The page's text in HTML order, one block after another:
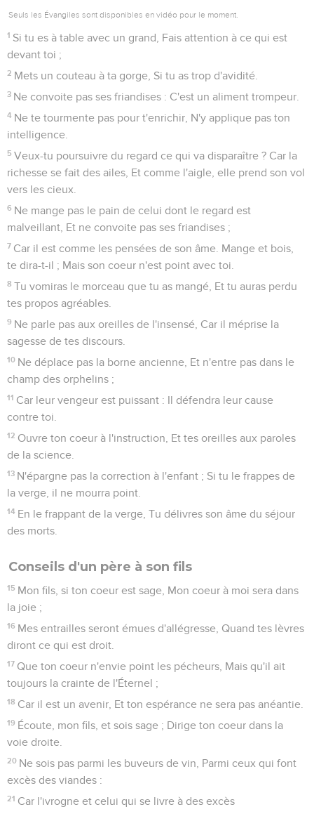
Seuls les Évangiles sont disponibles en vidéo pour le moment.
1 Si tu es à table avec un grand, Fais attention à ce qui est
devant toi ;
2 Mets un couteau à ta gorge, Si tu as trop d'avidité.
3 Ne convoite pas ses friandises : C'est un aliment trompeur.
4 Ne te tourmente pas pour t'enrichir, N'y applique pas ton
intelligence.
5 Veux-tu poursuivre du regard ce qui va disparaître ? Car la
richesse se fait des ailes, Et comme l'aigle, elle prend son vol
vers les cieux.
6 Ne mange pas le pain de celui dont le regard est
malveillant, Et ne convoite pas ses friandises ;
7 Car il est comme les pensées de son âme. Mange et bois,
te dira-t-il ; Mais son coeur n'est point avec toi.
8 Tu vomiras le morceau que tu as mangé, Et tu auras perdu
tes propos agréables.
9 Ne parle pas aux oreilles de l'insensé, Car il méprise la
sagesse de tes discours.
10 Ne déplace pas la borne ancienne, Et n'entre pas dans le
champ des orphelins ;
11 Car leur vengeur est puissant : Il défendra leur cause
contre toi.
12 Ouvre ton coeur à l'instruction, Et tes oreilles aux paroles
de la science.
13 N'épargne pas la correction à l'enfant ; Si tu le frappes de
la verge, il ne mourra point.
14 En le frappant de la verge, Tu délivres son âme du séjour
des morts.
Conseils d'un père à son fils
15 Mon fils, si ton coeur est sage, Mon coeur à moi sera dans
la joie ;
16 Mes entrailles seront émues d'allégresse, Quand tes lèvres
diront ce qui est droit.
17 Que ton coeur n'envie point les pécheurs, Mais qu'il ait
toujours la crainte de l'Éternel ;
18 Car il est un avenir, Et ton espérance ne sera pas anéantie.
19 Écoute, mon fils, et sois sage ; Dirige ton coeur dans la
voie droite.
20 Ne sois pas parmi les buveurs de vin, Parmi ceux qui font
excès des viandes :
21 Car l'ivrogne et celui qui se livre à des excès